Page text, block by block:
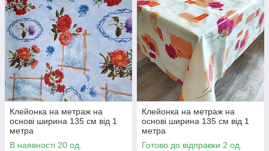
Клейонка на метраж на
основі ширина 135 см від 1
метра
В наявності 20 од.
Клейонка на метраж на
основі ширина 135 см від 1
метра
Готово до відправки 2 од.